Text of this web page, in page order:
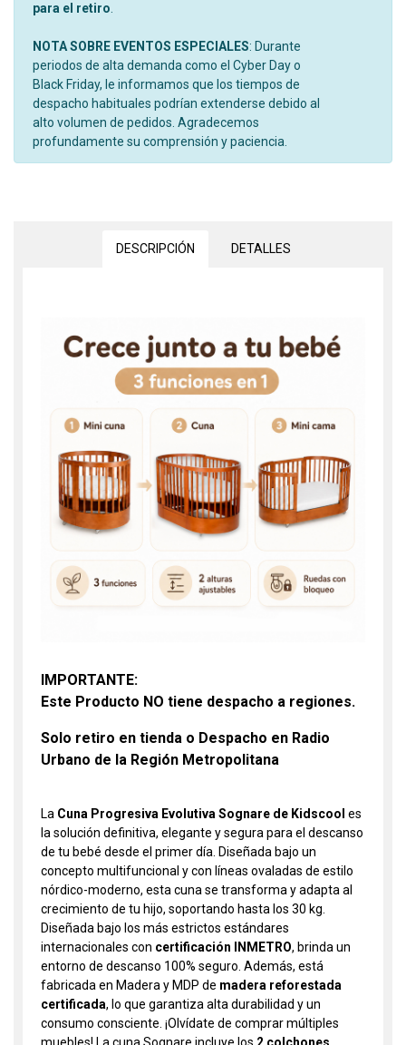
para el retiro.
NOTA SOBRE EVENTOS ESPECIALES: Durante
periodos de alta demanda como el Cyber Day o
Black Friday, le informamos que los tiempos de
despacho habituales podrían extenderse debido al
alto volumen de pedidos. Agradecemos
profundamente su comprensión y paciencia.
DESCRIPCIÓN DETALLES
IMPORTANTE:
Este Producto NO tiene despacho a regiones.
Solo retiro en tienda o Despacho en Radio
Urbano de la Región Metropolitana
La Cuna Progresiva Evolutiva Sognare de Kidscool es
la solución definitiva, elegante y segura para el descanso
de tu bebé desde el primer día. Diseñada bajo un
concepto multifuncional y con líneas ovaladas de estilo
nórdico-moderno, esta cuna se transforma y adapta al
crecimiento de tu hijo, soportando hasta los 30 kg.
Diseñada bajo los más estrictos estándares
internacionales con certificación INMETRO, brinda un
entorno de descanso 100% seguro. Además, está
fabricada en Madera y MDP de madera reforestada
certificada, lo que garantiza alta durabilidad y un
consumo consciente. ¡Olvídate de comprar múltiples